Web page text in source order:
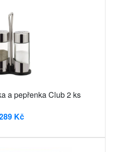
a pepřenka Club 2 ks
Kč